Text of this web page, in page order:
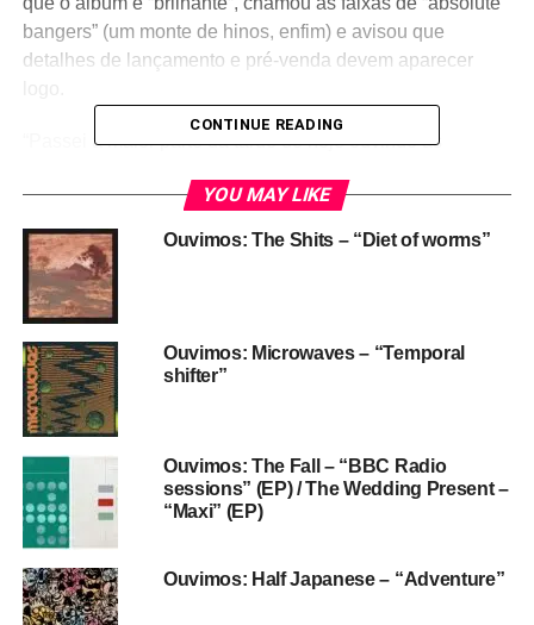
bangers” (um monte de hinos, enfim) e avisou que
detalhes de lançamento e pré-venda devem aparecer
“Passei a maior parte da tarde de hoje ouvindo as
Fall, e sem dúvida alguma posso dizer que é um álbum
absolutamente brilhante. Um sonho para os fãs do The
Fall e muito mais… E para todos os fãs ansiosos que
aguardam notícias, a data de lançamento e os detalhes
para compra estão chegando. O álbum se chama
scripte conta com 9 faixas incríveis…”, escreveu ele.
Até aqui, o último álbum do The Fall era
emerge, de 2017, o 31º disco de estúdio do grupo. Em 24
de janeiro de 2018, Mark E. Smith morreria após enfrentar
problemas graves de saúde ligados a câncer de pulmão e
rins. E parecia improvável imaginar qualquer continuação
oficial para uma banda cuja identidade sempre esteve tão
grudada na figura dele.
O The Fall nasceu em 1976, depois que Smith viu aquele
CONTINUE READING
YOU MAY LIKE
Ouvimos: The Shits – “Diet of worms”
Ouvimos: Microwaves – “Temporal
shifter”
Ouvimos: The Fall – “BBC Radio
sessions” (EP) / The Wedding Present –
“Maxi” (EP)
Ouvimos: Half Japanese – “Adventure”